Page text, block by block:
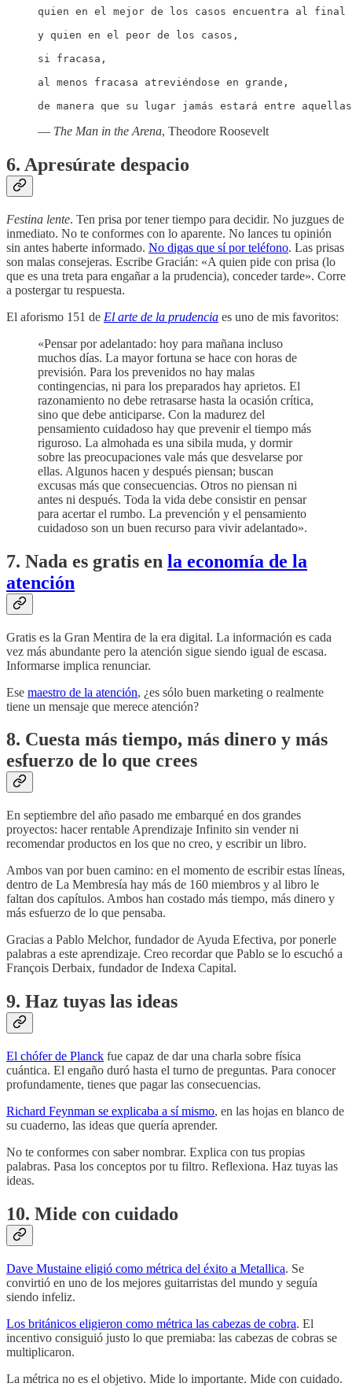
quien en el mejor de los casos encuentra al
y quien en el peor de los casos,
si fracasa,
al menos fracasa atreviéndose en grande,
de manera que su lugar jamás estará entre
— The Man in the Arena, Theodore Roosevelt
6. Apresúrate despacio
Festina lente. Ten prisa por tener tiempo para decidir. No juzgues de
inmediato. No te conformes con lo aparente. No lances tu opinión
sin antes haberte informado. No digas que sí por teléfono. Las prisas
son malas consejeras. Escribe Gracián: «A quien pide con prisa (lo
que es una treta para engañar a la prudencia), conceder tarde». Corre
a postergar tu respuesta.
El aforismo 151 de El arte de la prudencia es uno de mis favoritos:
«Pensar por adelantado: hoy para mañana incluso
muchos días. La mayor fortuna se hace con horas de
previsión. Para los prevenidos no hay malas
contingencias, ni para los preparados hay aprietos. El
razonamiento no debe retrasarse hasta la ocasión crítica,
sino que debe anticiparse. Con la madurez del
pensamiento cuidadoso hay que prevenir el tiempo más
riguroso. La almohada es una sibila muda, y dormir
sobre las preocupaciones vale más que desvelarse por
ellas. Algunos hacen y después piensan; buscan
excusas más que consecuencias. Otros no piensan ni
antes ni después. Toda la vida debe consistir en pensar
para acertar el rumbo. La prevención y el pensamiento
cuidadoso son un buen recurso para vivir adelantado».
7. Nada es gratis en la economía de la
atención
Gratis es la Gran Mentira de la era digital. La información es cada
vez más abundante pero la atención sigue siendo igual de escasa.
Informarse implica renunciar.
Ese maestro de la atención, ¿es sólo buen marketing o realmente
tiene un mensaje que merece atención?
8. Cuesta más tiempo, más dinero y más
esfuerzo de lo que crees
En septiembre del año pasado me embarqué en dos grandes
proyectos: hacer rentable Aprendizaje Infinito sin vender ni
recomendar productos en los que no creo, y escribir un libro.
Ambos van por buen camino: en el momento de escribir estas líneas,
dentro de La Membresía hay más de 160 miembros y al libro le
faltan dos capítulos. Ambos han costado más tiempo, más dinero y
más esfuerzo de lo que pensaba.
Gracias a Pablo Melchor, fundador de Ayuda Efectiva, por ponerle
palabras a este aprendizaje. Creo recordar que Pablo se lo escuchó a
François Derbaix, fundador de Indexa Capital.
9. Haz tuyas las ideas
El chófer de Planck fue capaz de dar una charla sobre física
cuántica. El engaño duró hasta el turno de preguntas. Para conocer
profundamente, tienes que pagar las consecuencias.
Richard Feynman se explicaba a sí mismo, en las hojas en blanco de
su cuaderno, las ideas que quería aprender.
No te conformes con saber nombrar. Explica con tus propias
palabras. Pasa los conceptos por tu filtro. Reflexiona. Haz tuyas las
ideas.
10. Mide con cuidado
Dave Mustaine eligió como métrica del éxito a Metallica. Se
convirtió en uno de los mejores guitarristas del mundo y seguía
siendo infeliz.
Los británicos eligieron como métrica las cabezas de cobra. El
incentivo consiguió justo lo que premiaba: las cabezas de cobras se
multiplicaron.
La métrica no es el objetivo. Mide lo importante. Mide con cuidado.